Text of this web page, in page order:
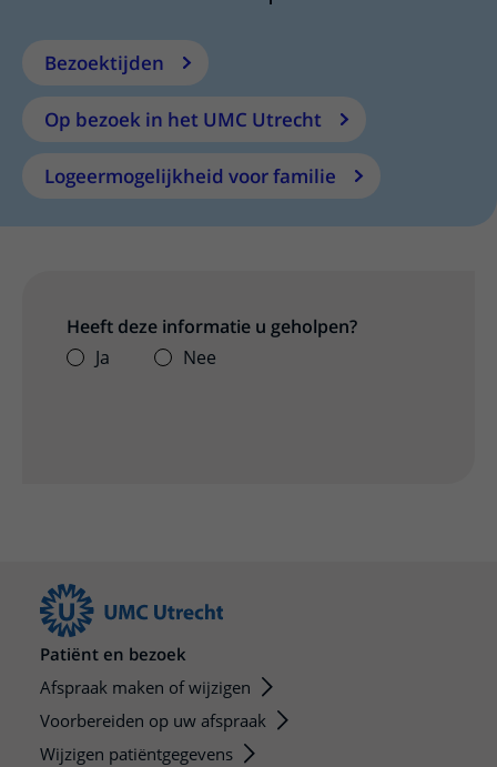
Bezoektijden
Op bezoek in het UMC Utrecht
Logeermogelijkheid voor familie
Heeft deze informatie u geholpen?
Ja
Nee
Patiënt en bezoek
Afspraak maken of wijzigen
Voorbereiden op uw afspraak
Wijzigen patiëntgegevens